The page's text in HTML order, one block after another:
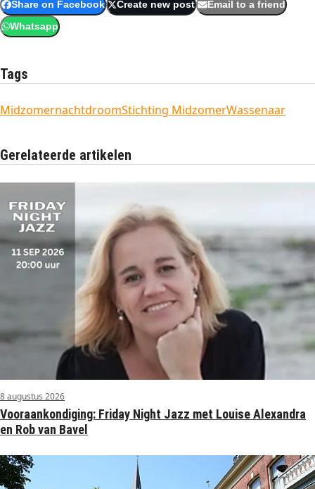
Share on Facebook Create new post Email to a friend
Whatsapp
Tags
MidzomernachtdroomStichting MidzomerWassenaar
Gerelateerde artikelen
8 augustus 2026
Vooraankondiging: Friday Night Jazz met Louise Alexandra
en Rob van Bavel